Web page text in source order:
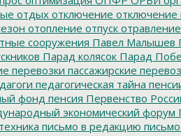
отдых отключение отключение
отопление отпуск отравление
сооружения Павел Малышев
Парад колясок Парад
перевозки пассажирские
педагогическая тайна
фонд пенсия Первенство
экономический форум
письмо в редакцию